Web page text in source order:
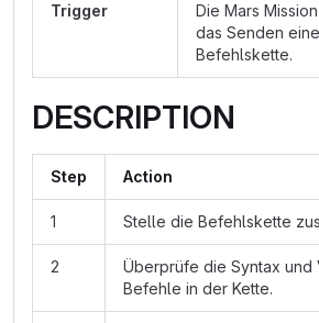
Trigger
Die Mars
das Senden
Befehlskette.
DESCRIPTION
Step Action
1 Stelle die Befehlskette
2
Überprüfe die Syntax und
Befehle in der Kette.